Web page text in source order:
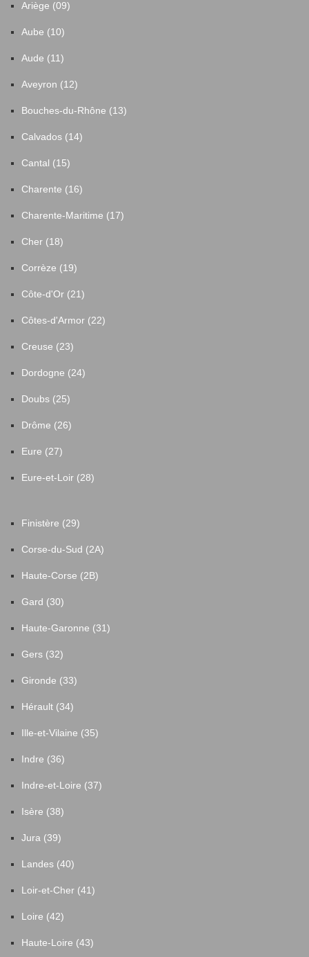
Ariège (09)
Aube (10)
Aude (11)
Aveyron (12)
Bouches-du-Rhône (13)
Calvados (14)
Cantal (15)
Charente (16)
Charente-Maritime (17)
Cher (18)
Corrèze (19)
Côte-d'Or (21)
Côtes-d'Armor (22)
Creuse (23)
Dordogne (24)
Doubs (25)
Drôme (26)
Eure (27)
Eure-et-Loir (28)
Finistère (29)
Corse-du-Sud (2A)
Haute-Corse (2B)
Gard (30)
Haute-Garonne (31)
Gers (32)
Gironde (33)
Hérault (34)
Ille-et-Vilaine (35)
Indre (36)
Indre-et-Loire (37)
Isère (38)
Jura (39)
Landes (40)
Loir-et-Cher (41)
Loire (42)
Haute-Loire (43)